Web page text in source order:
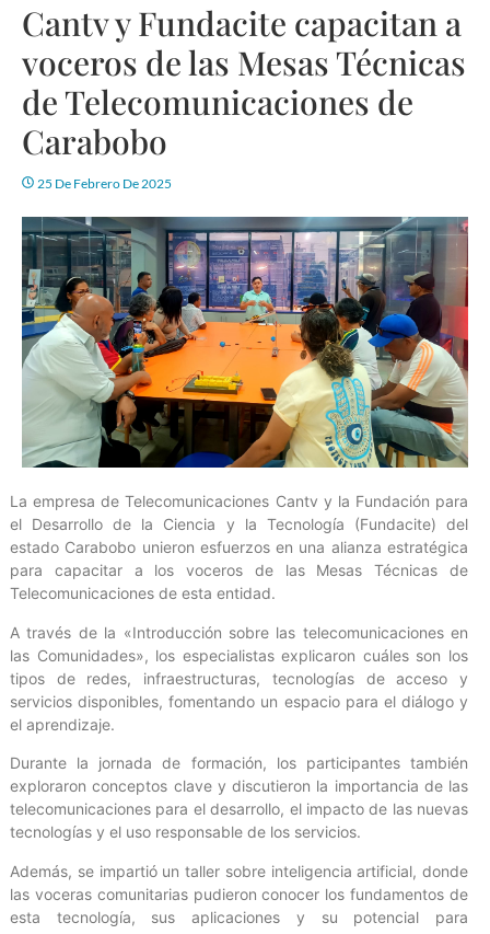
Cantv y Fundacite capacitan a
voceros de las Mesas Técnicas
de Telecomunicaciones de
Carabobo
25 De Febrero De 2025
La empresa de Telecomunicaciones Cantv y la Fundación para
el Desarrollo de la Ciencia y la Tecnología (Fundacite) del
estado Carabobo unieron esfuerzos en una alianza estratégica
para capacitar a los voceros de las Mesas Técnicas de
Telecomunicaciones de esta entidad.
A través de la «Introducción sobre las telecomunicaciones en
las Comunidades», los especialistas explicaron cuáles son los
tipos de redes, infraestructuras, tecnologías de acceso y
servicios disponibles, fomentando un espacio para el diálogo y
el aprendizaje.
Durante la jornada de formación, los participantes también
exploraron conceptos clave y discutieron la importancia de las
telecomunicaciones para el desarrollo, el impacto de las nuevas
tecnologías y el uso responsable de los servicios.
Además, se impartió un taller sobre inteligencia artificial, donde
las voceras comunitarias pudieron conocer los fundamentos de
esta tecnología, sus aplicaciones y su potencial para